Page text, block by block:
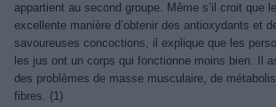
appartient au second groupe. Même s’il croit que
excellente manière d’obtenir des antioxydants et
savoureuses concoctions, il explique que les
les jus ont un corps qui fonctionne moins bien. Il
des problèmes de masse musculaire, de
fibres. (1)